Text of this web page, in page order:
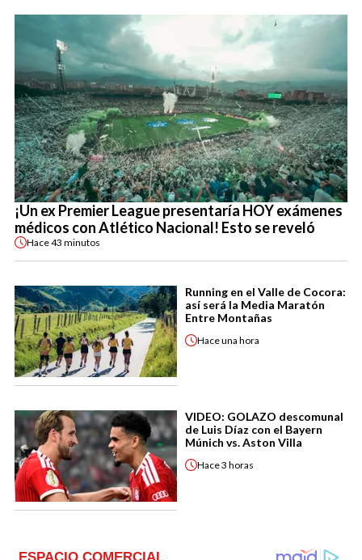
¡Un ex Premier League presentaría HOY exámenes
médicos con Atlético Nacional! Esto se reveló
Hace43 minutos
Running en el Valle de Cocora:
así será la Media Maratón
Entre Montañas
Haceuna hora
VIDEO: GOLAZO descomunal
de Luis Díaz con el Bayern
Múnich vs. Aston Villa
Hace3 horas